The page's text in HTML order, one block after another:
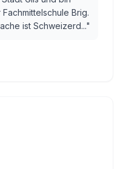
Brig.
ist Schweizerd..."